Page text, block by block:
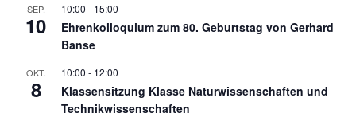
SEP.
10
10:00 - 15:00
Ehrenkolloquium zum 80. Geburtstag von Gerhard
Banse
OKT.
8
10:00 - 12:00
Klassensitzung Klasse Naturwissenschaften und
Technikwissenschaften